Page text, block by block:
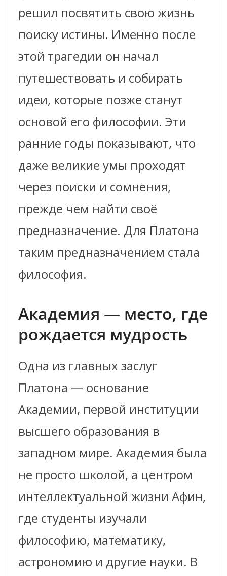
решил посвятить свою жизнь
поиску истины. Именно после
этой трагедии он начал
путешествовать и собирать
идеи, которые позже станут
основой его философии. Эти
ранние годы показывают, что
даже великие умы проходят
через поиски и сомнения,
прежде чем найти своё
предназначение. Для Платона
таким предназначением стала
философия.
Академия — место, где
рождается мудрость
Одна из главных заслуг
Платона — основание
Академии, первой институции
высшего образования в
западном мире. Академия была
не просто школой, а центром
интеллектуальной жизни Афин,
где студенты изучали
философию, математику,
астрономию и другие науки. В